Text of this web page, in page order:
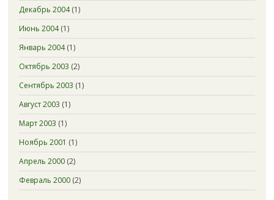
Декабрь 2004(1)
Июнь 2004(1)
Январь 2004(1)
Октябрь 2003 (2)
Сентябрь 2003 (1)
Август 2003 (1)
Март 2003 (1)
Ноябрь 2001 (1)
Апрель 2000(2)
Февраль 2000(2)